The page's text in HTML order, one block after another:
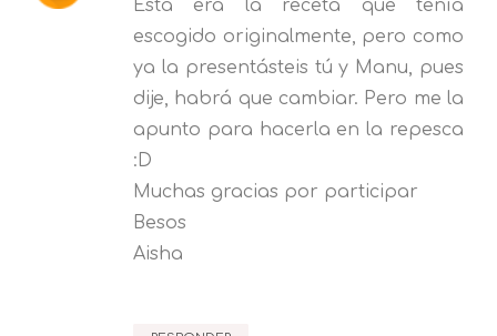
Esta era la receta que tenía
escogido originalmente, pero como
ya la presentásteis tú y Manu, pues
dije, habrá que cambiar. Pero me la
apunto para hacerla en la repesca
:D
Muchas gracias por participar
Besos
Aisha